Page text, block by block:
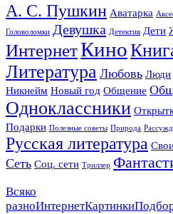
А. С. Пушкин Аватарка
Головоломки Девушка Детектив Дети
ИнтернетКино
Литература Любовь Люди
Никнейм Новый год Общение
Одноклассники
Подарки Полезные советы Природа
Русская литература
Сеть Соц. сети Триллер
Всяко
разноИнтернетКартинки